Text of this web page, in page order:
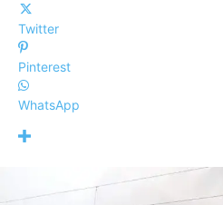
Twitter
Pinterest
WhatsApp